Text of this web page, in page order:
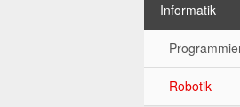
Informatik
Scratch
Robotik